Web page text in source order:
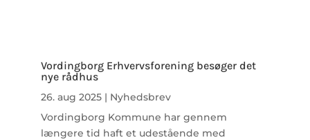
Vordingborg Erhvervsforening besøger det
nye rådhus
26. aug 2025 | Nyhedsbrev
Vordingborg Kommune har gennem
længere tid haft et udestående med